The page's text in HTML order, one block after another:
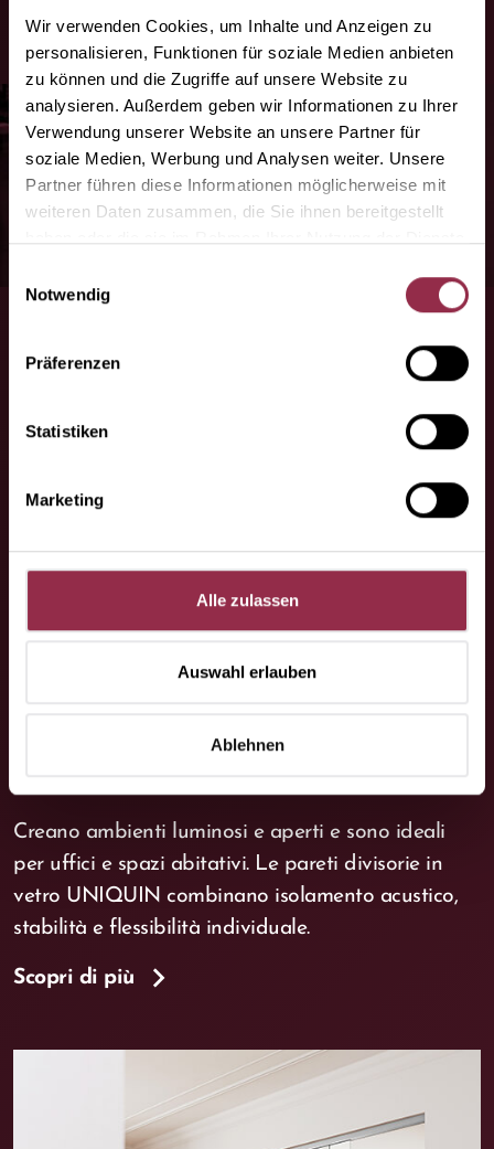
Wir verwenden Cookies, um Inhalte und Anzeigen zu
personalisieren, Funktionen für soziale Medien anbieten
zu können und die Zugriffe auf unsere Website zu
analysieren. Außerdem geben wir Informationen zu Ihrer
Verwendung unserer Website an unsere Partner für
soziale Medien, Werbung und Analysen weiter. Unsere
Partner führen diese Informationen möglicherweise mit
weiteren Daten zusammen, die Sie ihnen bereitgestellt
Notwendig
Präferenzen
Statistiken
Marketing
Alle zulassen
Auswahl erlauben
Ablehnen
„DORMA-Glas offre anche il servizio in loco.
In quel momento tutto funziona alla
perfezione!“
Solo Premium – nient'altro.
Accessori per porte
scorrevoli
Creano ambienti luminosi e aperti e sono ideali
per uffici e spazi abitativi. Le pareti divisorie in
vetro UNIQUIN combinano isolamento acustico,
stabilità e flessibilità individuale.
Scopri di più